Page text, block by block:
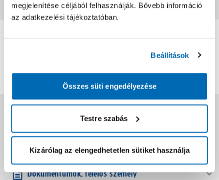
megjelenítése céljából felhasználják. Bővebb információ
az adatkezelési tájékoztatóban.
Beállítások
Összes süti engedélyezése
Testre szabás
Kizárólag az elengedhetetlen sütiket használja
Vásárlói vélemények
Dokumentumok, felelős személy